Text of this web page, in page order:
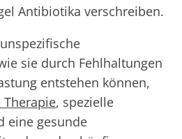
Antibiotika verschreiben.
sie durch Fehlhaltungen
entstehen können,
, spezielle
eine gesunde